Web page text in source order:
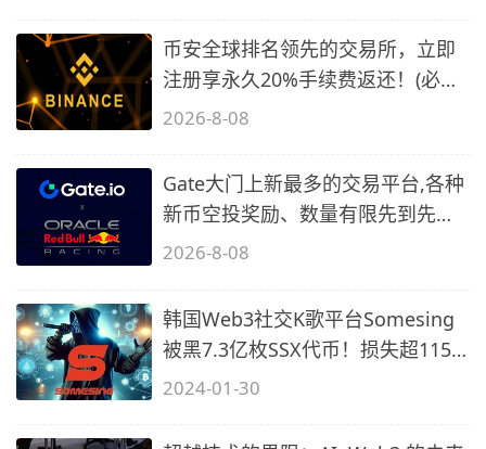
币安全球排名领先的交易所，立即
注册享永久20%手续费返还！(必备
2)
2026-8-08
Gate大门上新最多的交易平台,各种
新币空投奖励、数量有限先到先
得…
2026-8-08
韩国Web3社交K歌平台Somesing
被黑7.3亿枚SSX代币！损失超1150
万美元
2024-01-30